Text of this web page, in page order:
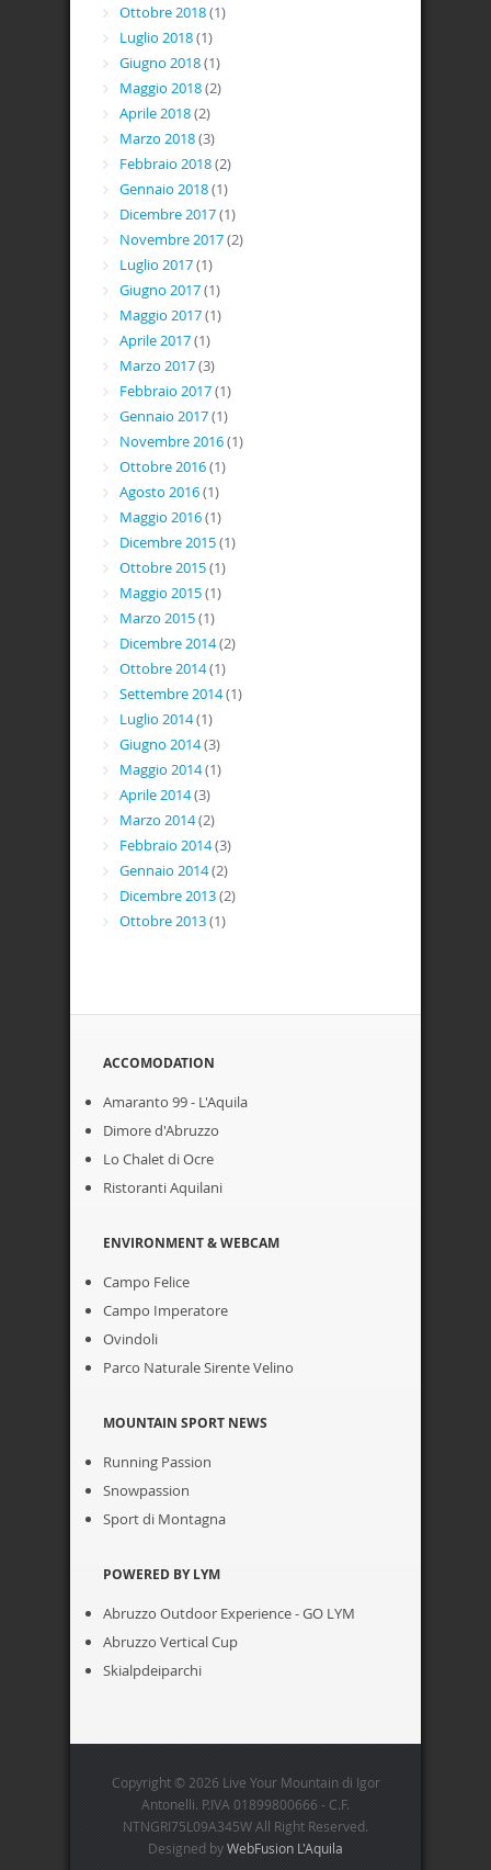
Ottobre 2018(1)
Luglio 2018(1)
Giugno 2018(1)
Maggio 2018(2)
Aprile 2018(2)
Marzo 2018(3)
Febbraio 2018(2)
Gennaio 2018(1)
Dicembre 2017(1)
Novembre 2017(2)
Luglio 2017(1)
Giugno 2017(1)
Maggio 2017(1)
Aprile 2017(1)
Marzo 2017(3)
Febbraio 2017(1)
Gennaio 2017(1)
Novembre 2016(1)
Ottobre 2016(1)
Agosto 2016(1)
Maggio 2016(1)
Dicembre 2015(1)
Ottobre 2015(1)
Maggio 2015(1)
Marzo 2015(1)
Dicembre 2014(2)
Ottobre 2014(1)
Settembre 2014(1)
Luglio 2014(1)
Giugno 2014(3)
Maggio 2014(1)
Aprile 2014(3)
Marzo 2014(2)
Febbraio 2014(3)
Gennaio 2014(2)
Dicembre 2013(2)
Ottobre 2013(1)
ACCOMODATION
Amaranto 99 - L'Aquila
Dimore d'Abruzzo
Lo Chalet di Ocre
Ristoranti Aquilani
ENVIRONMENT & WEBCAM
Campo Felice
Campo Imperatore
Ovindoli
Parco Naturale Sirente Velino
MOUNTAIN SPORT NEWS
Running Passion
Snowpassion
Sport di Montagna
POWERED BY LYM
Abruzzo Outdoor Experience - GO LYM
Abruzzo Vertical Cup
Skialpdeiparchi
Copyright © 2026 Live Your Mountain di Igor
Antonelli. P.IVA 01899800666 - C.F.
NTNGRI75L09A345W All Right Reserved.
Designed byWebFusion L'Aquila